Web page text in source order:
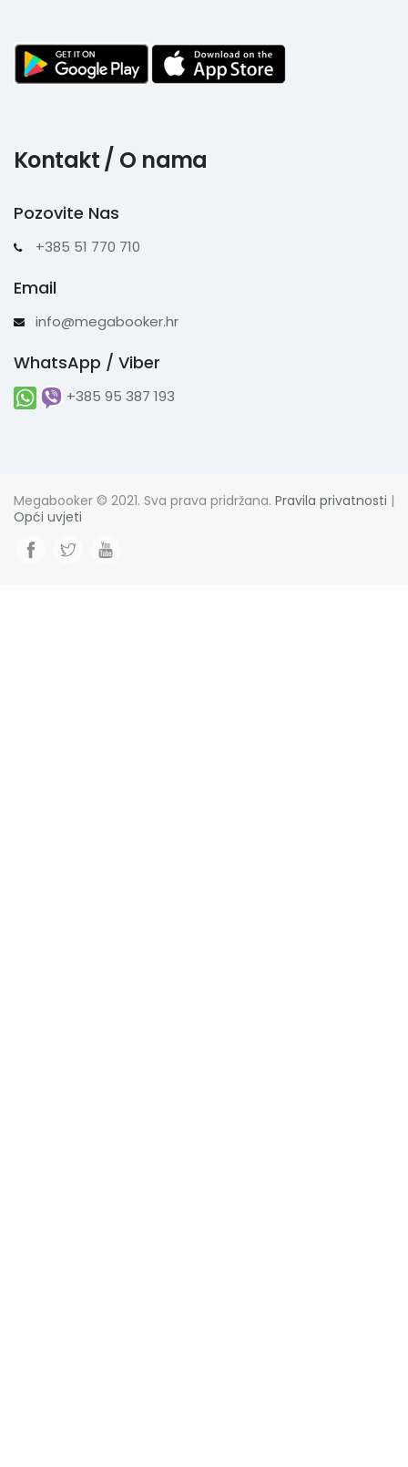
Kontakt / O nama
Pozovite Nas
+385 51 770 710
Email
info@megabooker.hr
WhatsApp / Viber
+385 95 387 193
Megabooker © 2021. Sva prava pridržana. Pravila privatnosti |
Opći uvjeti